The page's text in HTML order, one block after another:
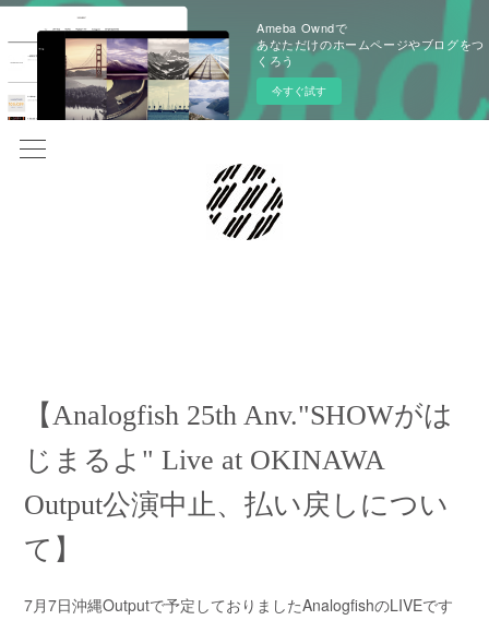
Ameba Owndで
あなただけのホームページやブログをつ
くろう
今すぐ試す
【Analogfish 25th Anv."SHOWがは
じまるよ" Live at OKINAWA
Output公演中止、払い戻しについ
て】
7月7日沖縄Outputで予定しておりましたAnalogfishのLIVEです